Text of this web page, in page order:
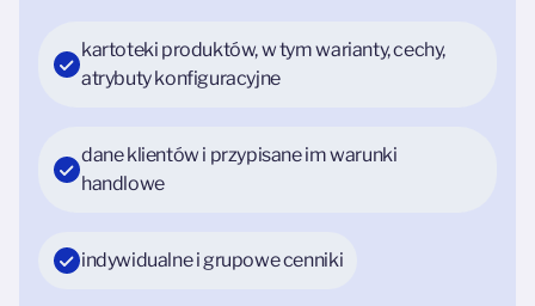
kartoteki produktów, w tym warianty, cechy,
atrybuty konfiguracyjne
dane klientów i przypisane im warunki
handlowe
indywidualne i grupowe cenniki